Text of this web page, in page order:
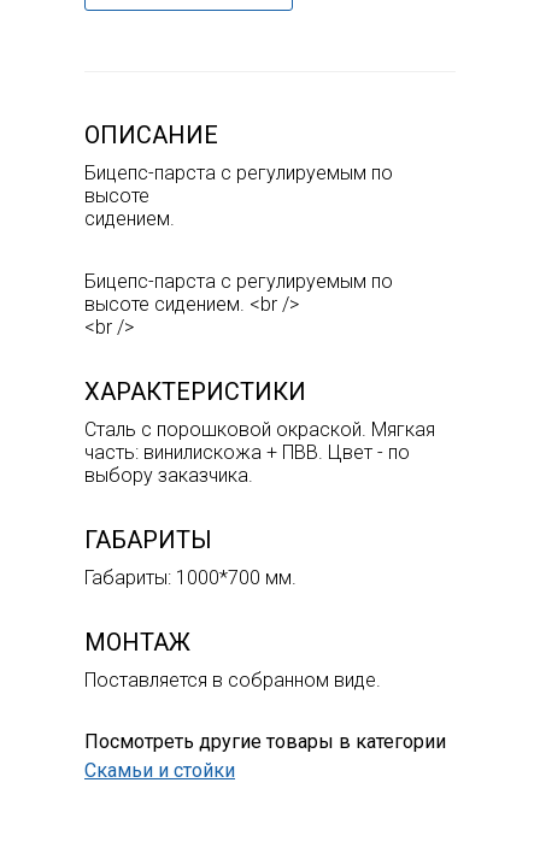
ОПИСАНИЕ
Бицепс-парста с регулируемым по
высоте
сидением.
Бицепс-парста с регулируемым по
высоте сидением. <br />
<br />
ХАРАКТЕРИСТИКИ
Сталь с порошковой окраской. Мягкая
часть: винилискожа + ПВВ. Цвет - по
выбору заказчика.
ГАБАРИТЫ
Габариты: 1000*700 мм.
МОНТАЖ
Поставляется в собранном виде.
Посмотреть другие товары в категории
Скамьи и стойки